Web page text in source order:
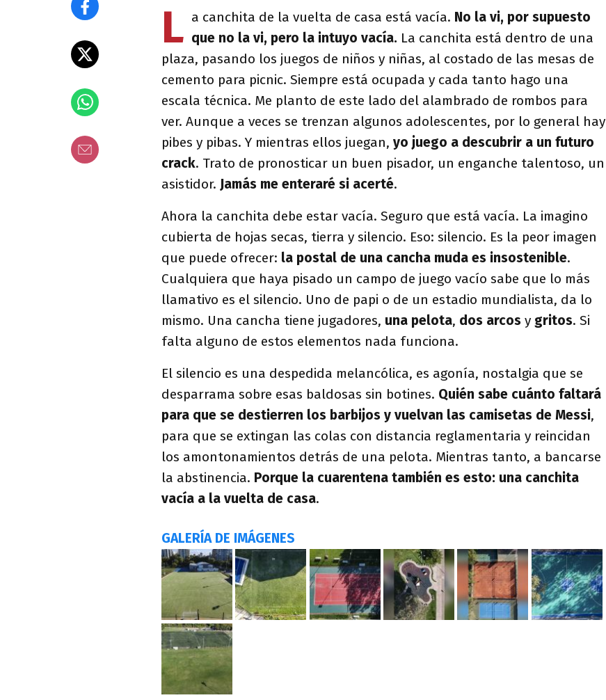
L a canchita de la vuelta de casa está vacía. No la vi, por supuesto
que no la vi, pero la intuyo vacía. La canchita está dentro de una
plaza, pasando los juegos de niños y niñas, al costado de las mesas de
cemento para picnic. Siempre está ocupada y cada tanto hago una
escala técnica. Me planto de este lado del alambrado de rombos para
ver. Aunque a veces se trenzan algunos adolescentes, por lo general hay
pibes y pibas. Y mientras ellos juegan, yo juego a descubrir a un futuro
crack. Trato de pronosticar un buen pisador, un enganche talentoso, un
asistidor. Jamás me enteraré si acerté.
Ahora la canchita debe estar vacía. Seguro que está vacía. La imagino
cubierta de hojas secas, tierra y silencio. Eso: silencio. Es la peor imagen
que puede ofrecer: la postal de una cancha muda es insostenible.
Cualquiera que haya pisado un campo de juego vacío sabe que lo más
llamativo es el silencio. Uno de papi o de un estadio mundialista, da lo
mismo. Una cancha tiene jugadores, una pelota, dos arcos y gritos. Si
falta alguno de estos elementos nada funciona.
El silencio es una despedida melancólica, es agonía, nostalgia que se
desparrama sobre esas baldosas sin botines. Quién sabe cuánto faltará
para que se destierren los barbijos y vuelvan las camisetas de Messi,
para que se extingan las colas con distancia reglamentaria y reincidan
los amontonamientos detrás de una pelota. Mientras tanto, a bancarse
la abstinencia. Porque la cuarentena también es esto: una canchita
vacía a la vuelta de casa.
GALERÍA DE IMÁGENES